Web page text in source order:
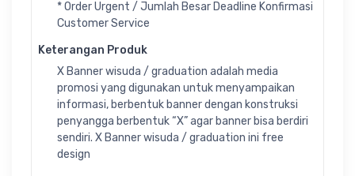
* Order Urgent / Jumlah Besar Deadline Konfirmasi
Customer Service
Keterangan Produk
X Banner wisuda / graduation adalah media
promosi yang digunakan untuk menyampaikan
informasi, berbentuk banner dengan konstruksi
penyangga berbentuk “X” agar banner bisa berdiri
sendiri. X Banner wisuda / graduation ini free
design